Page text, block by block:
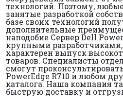
технологий. Поэтому,
занятые разработкой
базе своих технологий
дополнительные
наподобие Сервер Dell
крупными
характерен выпуск
товаров. Специалисты
смогут
PowerEdge R710 и любом
каталога. Наша компания
быструю доставку и